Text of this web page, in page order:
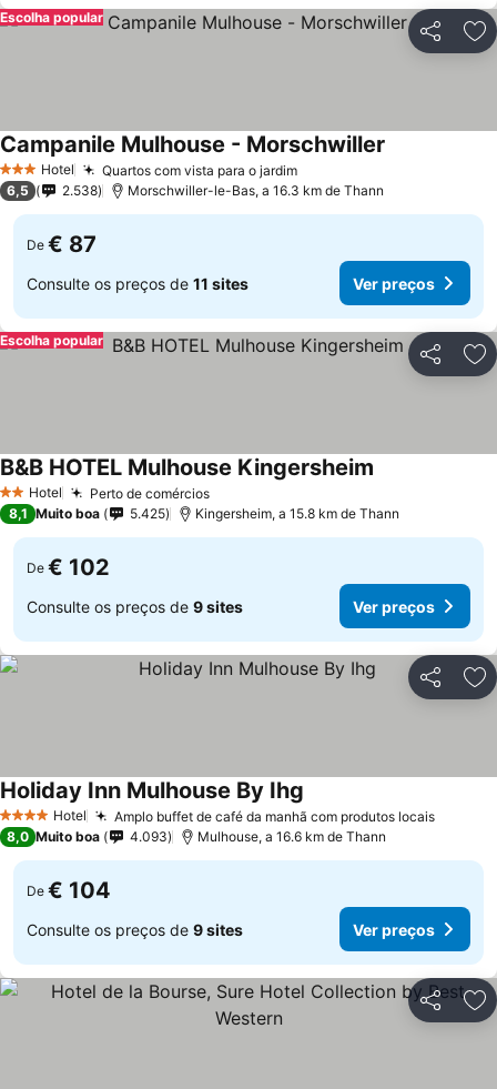
Partilhar
Escolha popular
3 EstrelasHotel Quartos com vista para o jardim
Campanile Mulhouse - Morschwiller
6,5 2.538 Morschwiller-le-Bas, a 16.3 km de Thann
De € 87
Consulte os preços de 11 sites Ver preços
Partilhar
Escolha popular
2 Estrelas
Hotel Perto de comércios
B&B HOTEL Mulhouse Kingersheim
8,1 Muito boa 5.425 Kingersheim, a 15.8 km de Thann
De € 102
Consulte os preços de 9 sites Ver preços
Partilhar
4 EstrelasHotel Amplo buffet de café da manhã com produtos locais
Holiday Inn Mulhouse By Ihg
8,0 Muito boa 4.093 Mulhouse, a 16.6 km de Thann
De € 104
Consulte os preços de 9 sites Ver preços
Partilhar